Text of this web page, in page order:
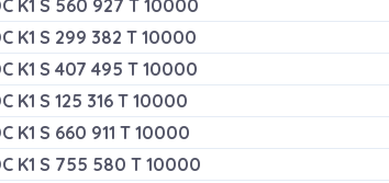
K1 S 560 927 T 10000
K1 S 299 382 T 10000
K1 S 407 495 T 10000
K1 S 125 316 T 10000
K1 S 660 911 T 10000
K1 S 755 580 T 10000